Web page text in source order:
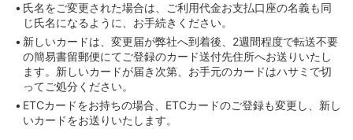
氏名をご変更された場合は、ご利用代金お支払口座の名義も同
じ氏名になるように、お手続きください。
新しいカードは、変更届が弊社へ到着後、2週間程度で転送不要
の簡易書留郵便にてご登録のカード送付先住所へお送りいたし
ます。新しいカードが届き次第、お手元のカードはハサミで切
ってご処分ください。
ETCカードをお持ちの場合、ETCカードのご登録も変更し、新し
いカードをお送りいたします。